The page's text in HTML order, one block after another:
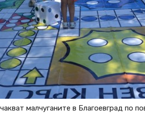
малчуганите в Благоевград по